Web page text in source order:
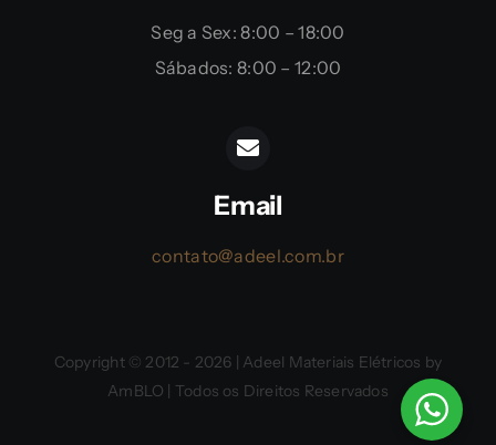
Seg a Sex: 8:00 – 18:00
Sábados: 8:00 – 12:00
Email
contato@adeel.com.br
Copyright © 2012 - 2026 | Adeel Materiais Elétricos by
AmBLO | Todos os Direitos Reservados